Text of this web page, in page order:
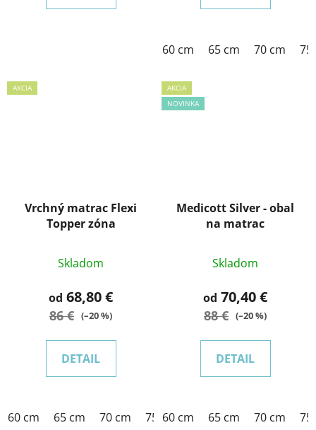
60 cm 65 cm 70 cm 75
AKCIA
Vrchný matrac Flexi
Topper zóna
Skladom
od 68,80 €
86 € (–20 %)
DETAIL
60 cm 65 cm 70 cm 75 cm 80 cm 85 cm 90 cm
AKCIA
NOVINKA
Medicott Silver - obal
na matrac
Skladom
od 70,40 €
88 € (–20 %)
DETAIL
60 cm 65 cm 70 cm 75